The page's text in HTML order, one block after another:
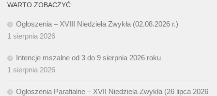
WARTO ZOBACZYĆ:
Ogłoszenia – XVIII Niedziela Zwykła (02.08.2026 r.)
1 sierpnia 2026
Intencje mszalne od 3 do 9 sierpnia 2026 roku
1 sierpnia 2026
Ogłoszenia Parafialne – XVII Niedziela Zwykła (26 lipca 2026